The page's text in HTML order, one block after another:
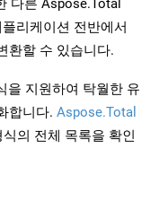
다른 Aspose.Total
리케이션 전반에서
환할 수 있습니다.
을 지원하여 탁월한 유
합니다. Aspose.Total
의 전체 목록을 확인